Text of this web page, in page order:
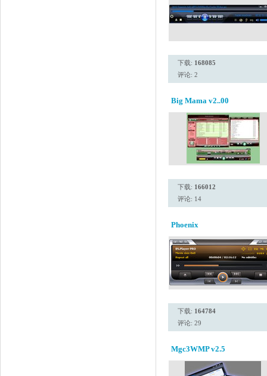
下载: 168085
评论: 2
Big Mama v2..00
下载: 166012
评论: 14
Phoenix
下载: 164784
评论: 29
Mgc3WMP v2.5